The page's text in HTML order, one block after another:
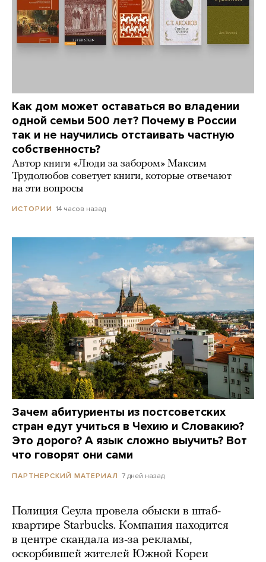
Как дом может оставаться во владении
одной семьи 500 лет? Почему в России
так и не научились отстаивать частную
собственность?
Автор книги «Люди за забором» Максим
Трудолюбов советует книги, которые отвечают
на эти вопросы
ИСТОРИИ 14 часов назад
Зачем абитуриенты из постсоветских
стран едут учиться в Чехию и Словакию?
Это дорого? А язык сложно выучить? Вот
что говорят они сами
ПАРТНЕРСКИЙ МАТЕРИАЛ 7 дней назад
Полиция Сеула провела обыски в штаб-
квартире Starbucks. Компания находится
в центре скандала из-за рекламы,
оскорбившей жителей Южной Кореи